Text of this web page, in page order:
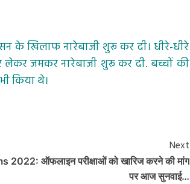
खिलाफ नारेबाजी शुरू कर दी। धीरे-धीरे
लेकर जमकर नारेबाजी शुरू कर दी. बच्चों की
किया थे।
Next
2022: ऑफलाइन परीक्षाओं को खारिज करने की मांग
पर आज सुनवाई…